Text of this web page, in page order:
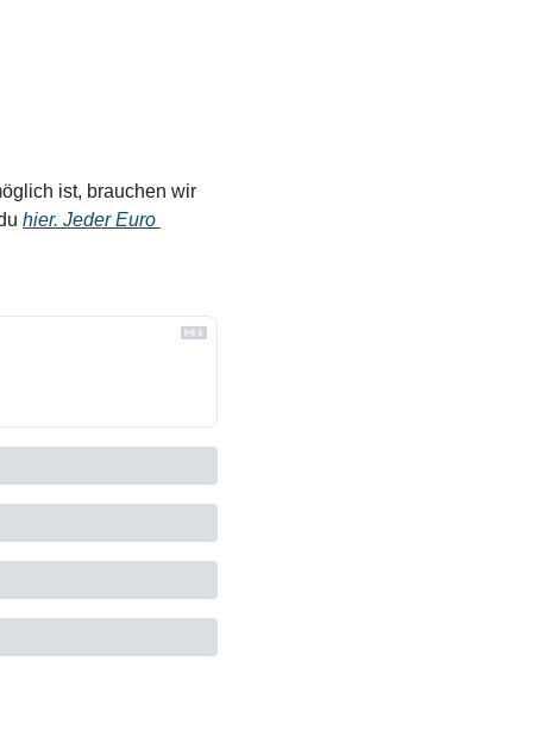
ist, brauchen wir
hier. Jeder Euro